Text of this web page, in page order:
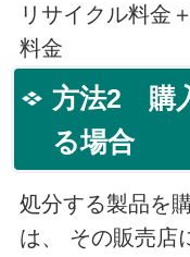
リサイクル料金
料金
方法2 購
る場合
処分する製品を
は、 その販売店